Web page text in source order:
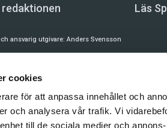
cookies
för att anpassa innehållet och
och analysera vår trafik. Vi
till de sociala medier och
Läs
ansvarig utgivare:Anders Svensson
08-121 062 34 (vardagar 8–17),
automatiska tjänster och maskinläsbara metoder
på denna webbplats är upphovsrättsligt skyddat.